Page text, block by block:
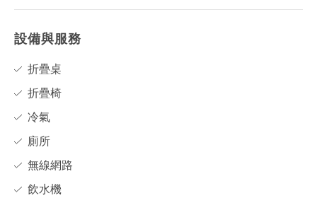
設備與服務
折疊桌
折疊椅
冷氣
廁所
無線網路
飲水機